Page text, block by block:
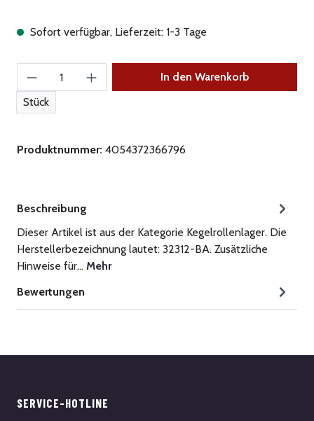
Sofort verfügbar, Lieferzeit: 1-3 Tage
Produkt Anzahl: Gib den gewünschten Wert
Stück
In den Warenkorb
Produktnummer: 4054372366796
Beschreibung
Dieser Artikel ist aus der Kategorie Kegelrollenlager. Die
Herstellerbezeichnung lautet: 32312-BA. Zusätzliche
Hinweise für… Mehr
Bewertungen
SERVICE-HOTLINE